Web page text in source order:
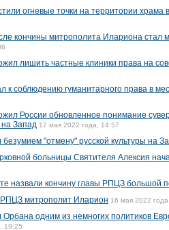
огневые точки на территории храма
кончины митрополита Илариона стал
лишить частные клиники права на
к соблюдению гуманитарного права в
России обновленное понимание
на Запад 17 мая 2022 года, 14:57
"отмену" русской культуры на
больницы Cвятителя Алексия
назвали кончину главы РПЦЗ большой
митрополит Иларион 16 мая 2022
Орбана одним из немногих политиков
19:25